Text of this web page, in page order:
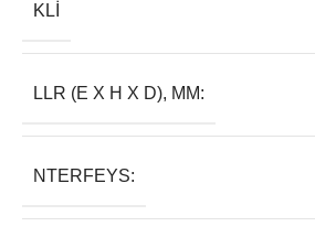
KLI
LLR (E X H X D), MM:
NTERFEYS: